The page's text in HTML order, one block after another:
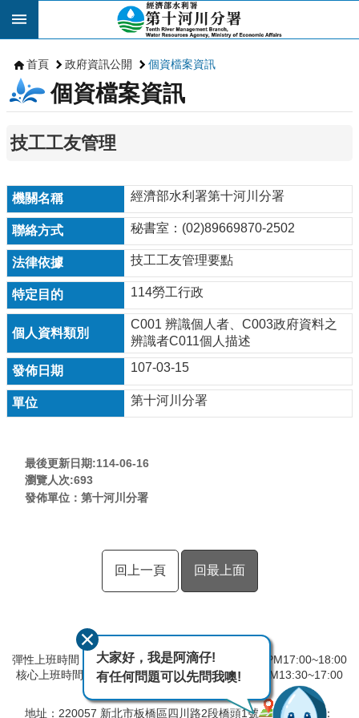
跳到主要內容區塊
首頁 政府資訊公開 個資檔案資訊
個資檔案資訊
技工工友管理
經濟部水利署第十河川分署
秘書室：(02)89669870-2502
技工工友管理要點
114勞工行政
C001 辨識個人者、C003政府資料之
辨識者C011個人描述
107-03-15
第十河川分署
最後更新日期:114-06-16
瀏覽人次:693
發佈單位：第十河川分署
回上一頁 回最上面
彈性上班時間：AM8:00~09:00 彈性下班時間：PM17:00~18:00
核心上班時間：星期一 ~ 星期五 AM08:30~12:30 PM13:30~17:00
地址：220057 新北市板橋區四川路2段橋頭1號
電話：
大家好，我是阿滴仔!
有任何問題可以先問我噢!